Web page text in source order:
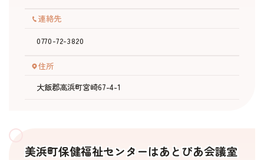
連絡先
0770-72-3820
住所
大飯郡高浜町宮崎67-4-1
美浜町保健福祉センターはあとぴあ会議室